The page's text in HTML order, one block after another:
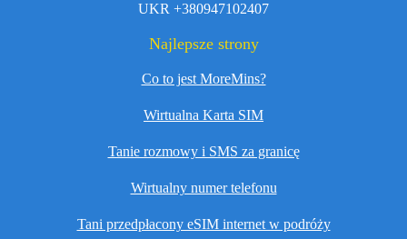
UKR +380947102407
Najlepsze strony
Co to jest MoreMins?
Wirtualna Karta SIM
Tanie rozmowy i SMS za granicę
Wirtualny numer telefonu
Tani przedpłacony eSIM internet w podróży